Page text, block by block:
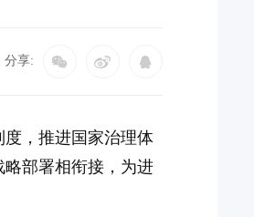
分享:
，推进国家治理体
部署相衔接，为进